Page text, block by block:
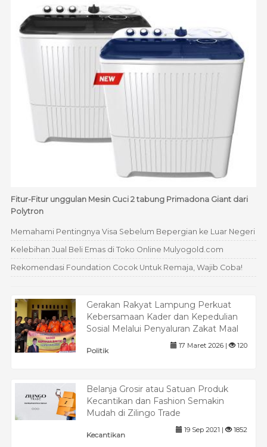
Fitur-Fitur unggulan Mesin Cuci 2 tabung Primadona Giant dari
Polytron
Memahami Pentingnya Visa Sebelum Bepergian ke Luar Negeri
Kelebihan Jual Beli Emas di Toko Online Mulyogold.com
Rekomendasi Foundation Cocok Untuk Remaja, Wajib Coba!
Gerakan Rakyat Lampung Perkuat
Kebersamaan Kader dan Kepedulian
Sosial Melalui Penyaluran Zakat Maal
Politik
17 Maret 2026 | 120
Belanja Grosir atau Satuan Produk
Kecantikan dan Fashion Semakin
Mudah di Zilingo Trade
Kecantikan
19 Sep 2021 | 1852